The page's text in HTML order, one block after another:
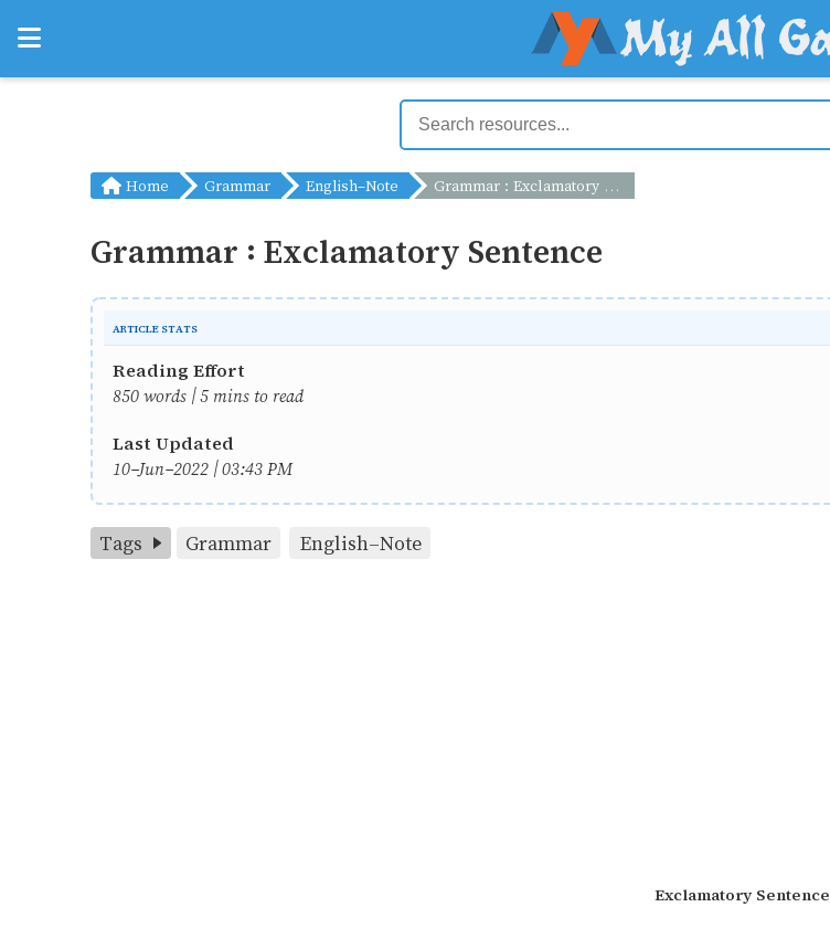
Home Grammar English-Note Grammar : Exclamatory Sentence
Grammar : Exclamatory Sentence
ARTICLE STATS
Reading Effort
850 words | 5 mins to read
Last Updated
10-Jun-2022 | 03:43 PM
Tags Grammar English-Note
Exclamatory Sentence